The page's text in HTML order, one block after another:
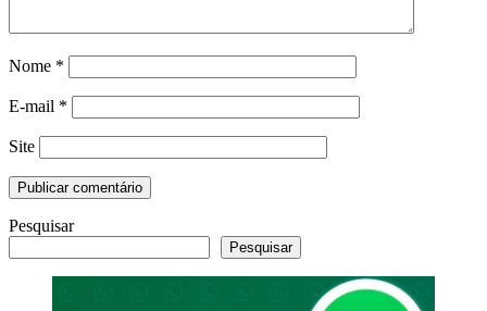
Nome *
E-mail *
Site
Pesquisar
Pesquisar